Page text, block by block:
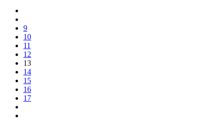
9
10
11
12
13
14
15
16
17